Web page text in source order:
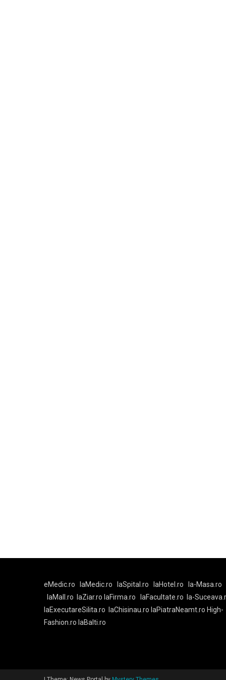
eMedic.ro laMedic.ro laSpital.ro laHotel.ro
la-Masa.ro
laMall.ro
laZiar.ro laFirma.ro laFacultate.ro
la-
laExecutareSilita.ro
laChisinau.ro laPiatraNeamt.ro High-
Fashion.ro laBalti.ro